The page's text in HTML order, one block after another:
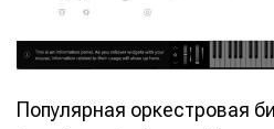
Популярная оркестровая